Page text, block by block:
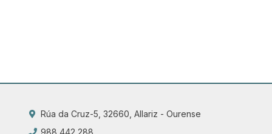
Rúa da Cruz-5, 32660, Allariz - Ourense